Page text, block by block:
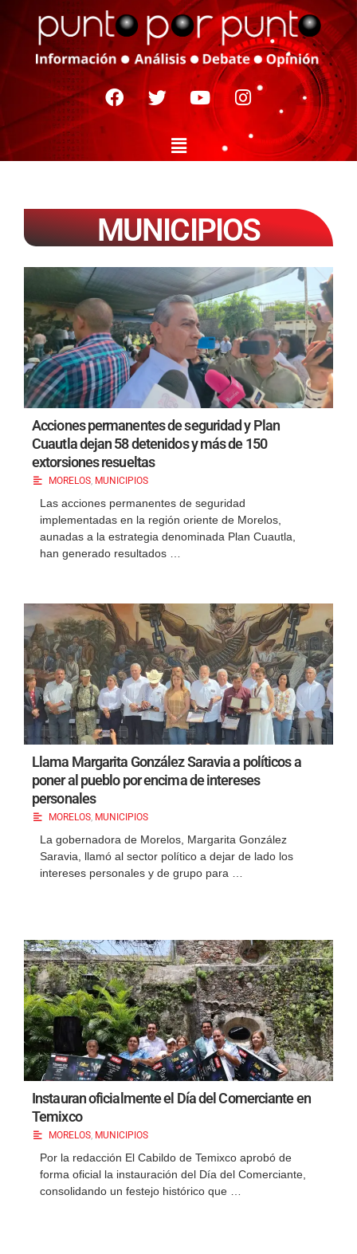
MUNICIPIOS
Acciones permanentes de seguridad y Plan
Cuautla dejan 58 detenidos y más de 150
extorsiones resueltas
MORELOS, MUNICIPIOS
Las acciones permanentes de seguridad
implementadas en la región oriente de Morelos,
aunadas a la estrategia denominada Plan Cuautla,
han generado resultados …
Llama Margarita González Saravia a políticos a
poner al pueblo por encima de intereses
personales
MORELOS, MUNICIPIOS
La gobernadora de Morelos, Margarita González
Saravia, llamó al sector político a dejar de lado los
intereses personales y de grupo para …
Instauran oficialmente el Día del Comerciante en
Temixco
MORELOS, MUNICIPIOS
​Por la redacción El Cabildo de Temixco aprobó de
forma oficial la instauración del Día del Comerciante,
consolidando un festejo histórico que …